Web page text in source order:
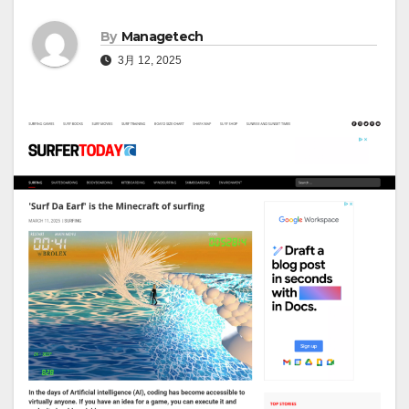
By Managetech
3月 12, 2025